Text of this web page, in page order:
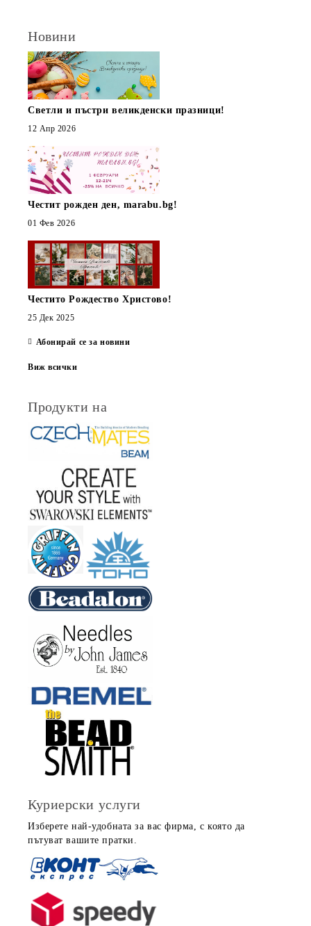
Новини
Светли и пъстри великденски празници!
12 Апр 2026
Честит рожден ден, marabu.bg!
01 Фев 2026
Честито Рождество Христово!
25 Дек 2025
Абонирай се за новини
Виж всички
Продукти на
Куриерски услуги
Изберете най-удобната за вас фирма, с която да
пътуват вашите пратки.